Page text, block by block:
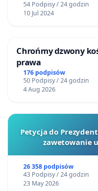
54 Podpisy / 24 godzin
10 Jul 2024
Chrońmy dzwony
prawa
176 podpisów
50 Podpisy / 24 godzin
4 Aug 2026
Petycja do
zawetowanie
26 358 podpisów
43 Podpisy / 24 godzin
23 May 2026